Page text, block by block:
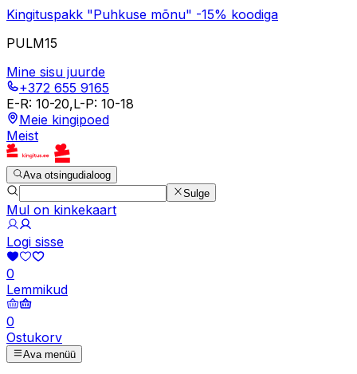
Kingituspakk "Puhkuse mõnu" -15% koodiga
PULM15
Mine sisu juurde
+372 655 9165
E-R: 10-20,L-P: 10-18
Meie kingipoed
Meist
Ava otsingudialoog
Sulge
Mul on kinkekaart
Logi sisse
0
Lemmikud
0
Ostukorv
Ava menüü